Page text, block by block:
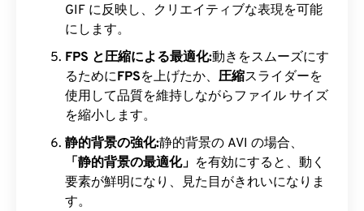
GIF に反映し、クリエイティブな表現を可能
にします。
FPS と圧縮による最適化:動きをスムーズにす
るためにFPSを上げたか、 圧縮スライダーを
使用して品質を維持しながらファイル サイズ
を縮小します。
静的背景の強化:静的背景の AVI の場合、
「静的背景の最適化」 を有効にすると、動く
要素が鮮明になり、見た目がきれいになりま
す。